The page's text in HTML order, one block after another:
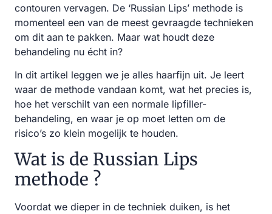
contouren vervagen. De ‘Russian Lips’ methode is
momenteel een van de meest gevraagde technieken
om dit aan te pakken. Maar wat houdt deze
behandeling nu écht in?
In dit artikel leggen we je alles haarfijn uit. Je leert
waar de methode vandaan komt, wat het precies is,
hoe het verschilt van een normale lipfiller-
behandeling, en waar je op moet letten om de
risico’s zo klein mogelijk te houden.
Wat is de Russian Lips
methode ?
Voordat we dieper in de techniek duiken, is het